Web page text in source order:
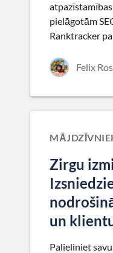
pielāgotām
Ranktracker
Felix
Zirgu
un
Palieliniet